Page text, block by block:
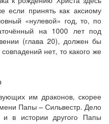
принять как аксиому
«нулевой» год, то, по
на 1000 лет под
(глава 20), должен бы
нет, то какого же
им драконов, скорее
Папы – Сильвестр. Дело
в истории другого Папы